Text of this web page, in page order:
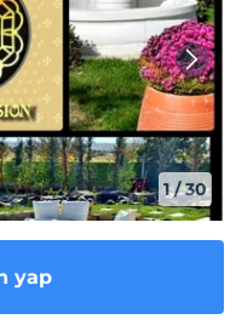
1/30
yap